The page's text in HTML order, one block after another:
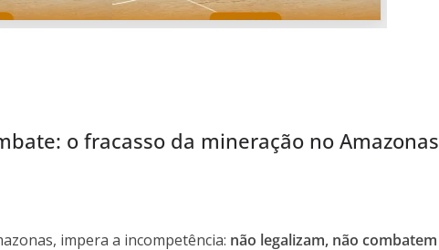
o fracasso da mineração no Amazonas
impera a incompetência: não legalizam, não combatem